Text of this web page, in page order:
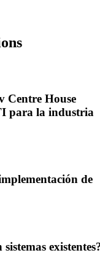
Centre House
para la industria
de